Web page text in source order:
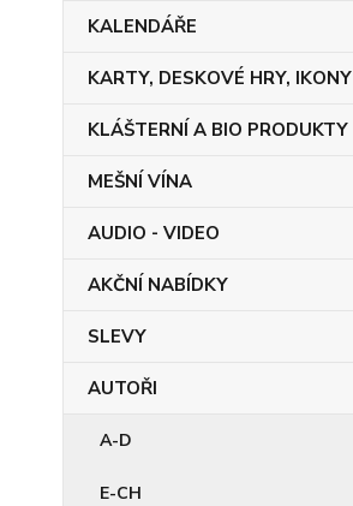
KALENDÁŘE
KARTY, DESKOVÉ HRY, IKONY
KLÁŠTERNÍ A BIO PRODUKTY
MEŠNÍ VÍNA
AUDIO - VIDEO
AKČNÍ NABÍDKY
SLEVY
AUTOŘI
A-D
E-CH